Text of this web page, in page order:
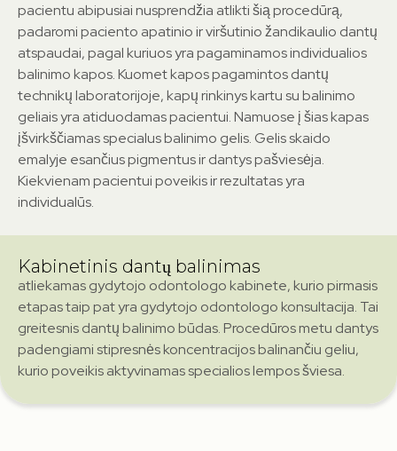
pacientu abipusiai nusprendžia atlikti šią procedūrą,
padaromi paciento apatinio ir viršutinio žandikaulio dantų
atspaudai, pagal kuriuos yra pagaminamos individualios
balinimo kapos. Kuomet kapos pagamintos dantų
technikų laboratorijoje, kapų rinkinys kartu su balinimo
geliais yra atiduodamas pacientui. Namuose į šias kapas
įšvirkščiamas specialus balinimo gelis. Gelis skaido
emalyje esančius pigmentus ir dantys pašviesėja.
Kiekvienam pacientui poveikis ir rezultatas yra
individualūs.
Kabinetinis dantų balinimas
atliekamas gydytojo odontologo kabinete, kurio pirmasis
etapas taip pat yra gydytojo odontologo konsultacija. Tai
greitesnis dantų balinimo būdas. Procedūros metu dantys
padengiami stipresnės koncentracijos balinančiu geliu,
kurio poveikis aktyvinamas specialios lempos šviesa.